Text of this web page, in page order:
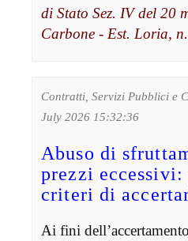
di Stato Sez. IV del 20
Carbone - Est. Loria,
Contratti, Servizi Pubblici e
July 2026 15:32:36
Abuso di
prezzi eccessivi:
criteri di
Ai fini